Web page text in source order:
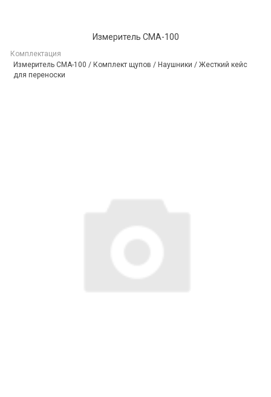
Измеритель CMA-100
Комплектация
Измеритель CMA-100 / Комплект щупов / Наушники / Жесткий кейс
для переноски